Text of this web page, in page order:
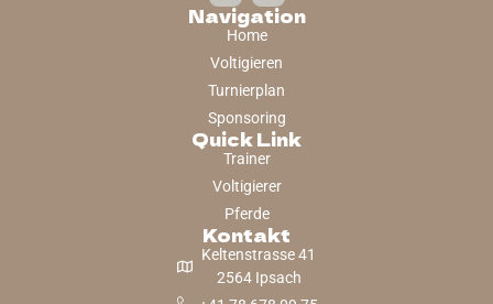
Navigation
Home
Voltigieren
Turnierplan
Sponsoring
Quick Link
Trainer
Voltigierer
Pferde
Kontakt
Keltenstrasse 41
2564 Ipsach